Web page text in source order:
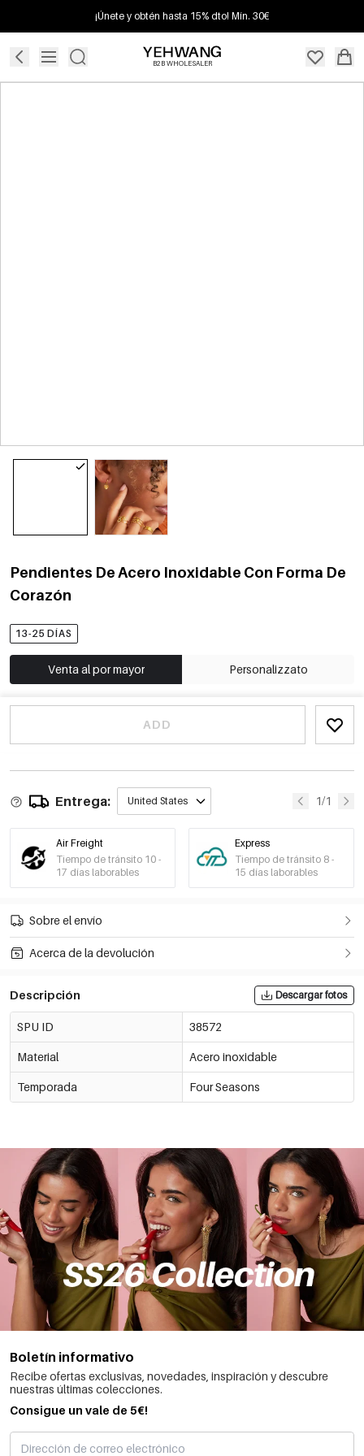
¡Únete y obtén hasta 15% dto! Mín. 30€
B2B WHOLESALER
Pendientes De Acero Inoxidable Con Forma De
Corazón
13-25 DÍAS
Venta al por mayor Personalizzato
ADD
Entrega: United States 1/1
Air Freight
Tiempo de tránsito 10 -
17 días laborables
Express
Tiempo de tránsito 8 -
15 días laborables
Sobre el envío
Acerca de la devolución
Descripción Descargar fotos
SPU ID 38572
Material Acero inoxidable
Temporada Four Seasons
Boletín informativo
Recibe ofertas exclusivas, novedades, inspiración y descubre
nuestras últimas colecciones.
Consigue un vale de 5€!